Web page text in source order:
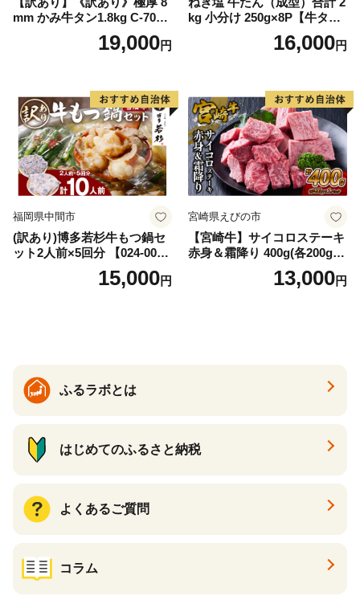
mm かみ牛タン1.8kg C-709-
19,000円
kg 小分け 250g×8P【牛タン
牛肉 焼肉用 薄切り 訳あり サ
16,000円
福岡県中間市
(訳あり)博多若杉牛もつ鍋セ
ット2人前×5回分 【024-002
15,000円
宮崎県えびの市
【宮崎牛】サイコロステーキ
赤身＆霜降り 400g(各200g×
１P 計2P) 真空パック 冷凍
13,000円
ふるラボとは
はじめてのふるさと納税
よくあるご質問
コラム